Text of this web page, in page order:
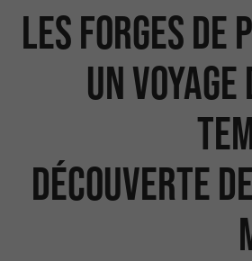
Les Forges de
un
découverte